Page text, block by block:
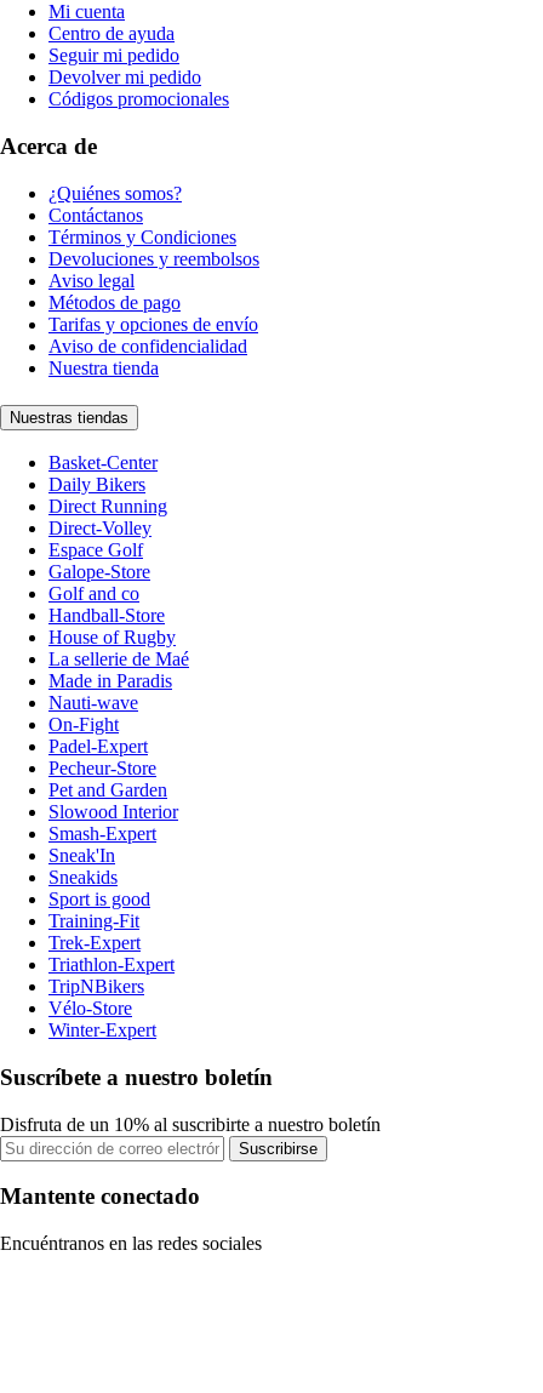
Mi cuenta
Centro de ayuda
Seguir mi pedido
Devolver mi pedido
Códigos promocionales
Acerca de
¿Quiénes somos?
Contáctanos
Términos y Condiciones
Devoluciones y reembolsos
Aviso legal
Métodos de pago
Tarifas y opciones de envío
Aviso de confidencialidad
Nuestra tienda
Nuestras tiendas
Basket-Center
Daily Bikers
Direct Running
Direct-Volley
Espace Golf
Galope-Store
Golf and co
Handball-Store
House of Rugby
La sellerie de Maé
Made in Paradis
Nauti-wave
On-Fight
Padel-Expert
Pecheur-Store
Pet and Garden
Slowood Interior
Smash-Expert
Sneak'In
Sneakids
Sport is good
Training-Fit
Trek-Expert
Triathlon-Expert
TripNBikers
Vélo-Store
Winter-Expert
Suscríbete a nuestro boletín
Disfruta de un 10% al suscribirte a nuestro boletín
Suscribirse
Mantente conectado
Encuéntranos en las redes sociales